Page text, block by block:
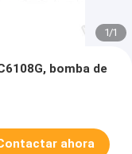
1/1
bomba de
ahora